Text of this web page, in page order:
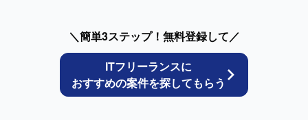
＼簡単3ステップ！無料登録して／
ITフリーランスに
おすすめの案件を探してもらう